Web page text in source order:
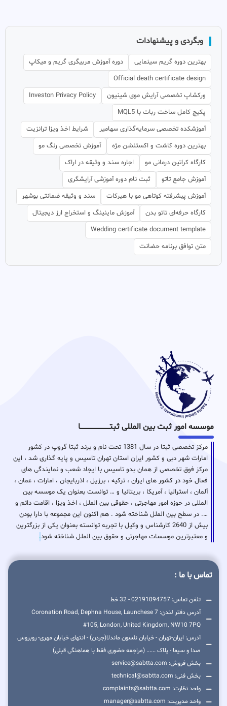
وبگردی و پیشنهادات
بهترین دوره گریم سینمایی
دوره آموزش مربیگری گریم و میکاپ
Official death certificate design
ورکشاپ تخصصی آرایش موی شینیون
Investon Privacy Policy
پکیج کامل ساخت ربات با MQL5
آموزشکده تخصصی سرمایه‌گذاری سهامیر
شرایط اخذ ویزا ترانزیت
بهترین دوره کاشت و اکستنشن مژه
آموزش تخصصی رنگ مو
کارگاه کراتین درمانی مو
اجاره سند و وثیقه در اراک
آموزش جامع تاتو
ثبت نام دوره آموزشی آرایشگری
آموزش پیشرفته کوتاهی مو با هیرکات
سند و وثیقه ضمانتی بوشهر
کارگاه حرفه‌ای تاتو بدن
آموزش ماینینگ و استخراج ارز دیجیتال
Wedding certificate document template
متن توافق برنامه حضانت
موسسه امور ثبت بین المللی ثبتـــــــــــــــــــــــــــــا
مرکز تخصصی ثبتا در سال 1381 تحت نام و برند ثبتا گروپ در کشور
امارات شهر دبی و کشور ایران استان تهران تاسیس و پایه گذاری شد ، این
مرکز فوق تخصصی از همان بدو تاسیس با ایجاد شعب و نمایندگی های
فعال خود در کشور های ایران ، ترکیه ، برزیل ، اذربایجان ، امارات ، عمان ،
آلمان ، استرالیا ، آمریکا ، بریتانیا و … توانست بعنوان یک موسسه بین
المللی در حوزه امور مهاجرتی ، حقوقی بین الملل ، اخذ ویزا ، اقامت دائم و
…. در سطح بین الملل شناخته شود . هم اکنون این مجموعه با دارا بودن
بیش از 2640 کارشناس و وکیل با تجربه توانسته بعنوان یکی از بزرگترین
و معتبرترین موسسات مهاجرتی و حقوق بین الملل شناخته شود.
تماس با ما :
تلفن تماس: 02191094757 - 32 خط
آدرس دفتر لندن: 7 Coronation Road, Dephna House, Launchese
#105, London, United Kingdom, NW10 7PQ
آدرس: ایران-تهران - خیابان نلسون ماندلا(جردن) - انتهای خیابان مهری- روبروس
صدا و سیما - پلاک ...... (مراجعه حضوری فقط با هماهنگی قبلی)
بخش فروش: service@sabtta.com
بخش فنی: technical@sabtta.com
واحد نظارت: complaints@sabtta.com
واحد مدیریت: manager@sabtta.com